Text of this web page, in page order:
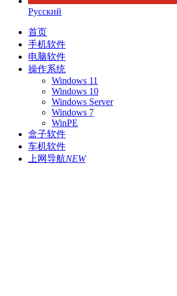
Русский
首页
手机软件
电脑软件
操作系统
Windows 11
Windows 10
Windows Server
Windows 7
WinPE
盒子软件
车机软件
上网导航NEW